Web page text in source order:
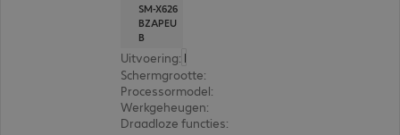
SM-X626
BZAPEU
B
Uitvoering: Europa
Schermgrootte:
Processormodel:
Werkgeheugen:
Draadloze functies: